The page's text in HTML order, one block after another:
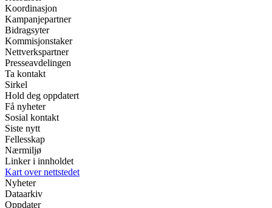
Koordinasjon
Kampanjepartner
Bidragsyter
Kommisjonstaker
Nettverkspartner
Presseavdelingen
Ta kontakt
Sirkel
Hold deg oppdatert
Få nyheter
Sosial kontakt
Siste nytt
Fellesskap
Nærmiljø
Linker i innholdet
Kart over nettstedet
Nyheter
Dataarkiv
Oppdater